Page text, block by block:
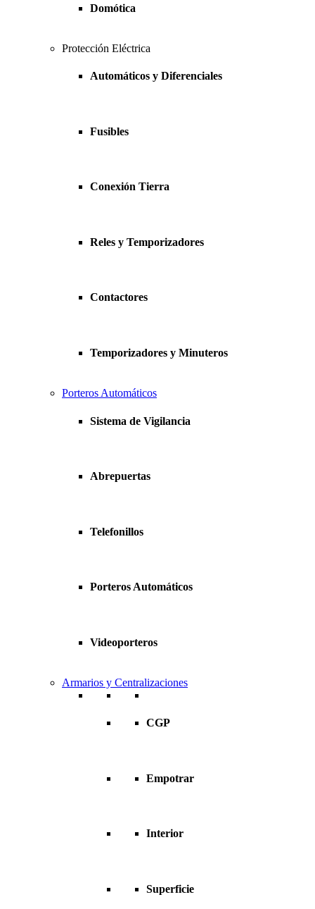
Domótica
Protección Eléctrica
Automáticos y Diferenciales
Fusibles
Conexión Tierra
Reles y Temporizadores
Contactores
Temporizadores y Minuteros
Porteros Automáticos
Sistema de Vigilancia
Abrepuertas
Telefonillos
Porteros Automáticos
Videoporteros
Armarios y Centralizaciones
CGP
Empotrar
Interior
Superficie